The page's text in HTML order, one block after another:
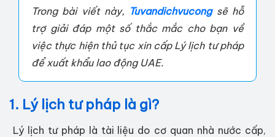
Trong bài viết này, Tuvandichvucongsẽ hỗ
trợ giải đáp một số thắc mắc cho bạn về
việc thực hiện thủ tục xin cấp Lý lịch tư pháp
để xuất khẩu lao động UAE.
1. Lý lịch tư pháp là gì?
Lý lịch tư pháp là tài liệu do cơ quan nhà nước cấp,